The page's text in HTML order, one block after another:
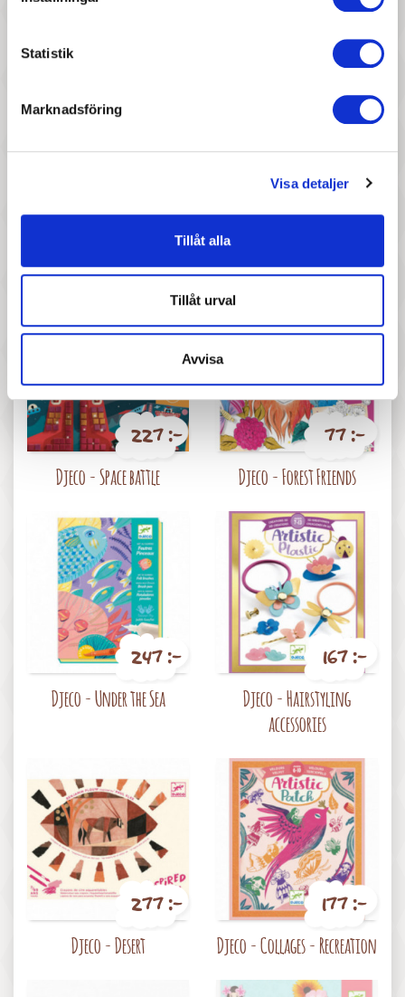
Statistik
Marknadsföring
Visa detaljer
Tillåt alla
Tillåt urval
Avvisa
Djeco - A Moment in Time
277 :- 277 :-
Djeco - Surprising animals
227 :-
Djeco - Space battle
77 :-
Djeco - Forest Friends
247 :-
Djeco - Under the Sea
167 :-
Djeco - Hairstyling
accessories
277 :-
Djeco - Desert
177 :-
Djeco - Collages - Recreation